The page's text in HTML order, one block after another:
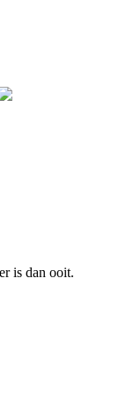
is dan ooit.